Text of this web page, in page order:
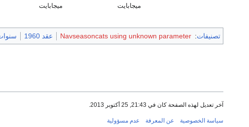
ميجابايت
ميجابايت
تصنيفات:
Navseasoncats using unknown parameter عقد 1960
آخر تعديل لهذه الصفحة كان في 21:43, 25 أكتوبر 2013.
سياسة الخصوصية عن المعرفة عدم مسؤولية